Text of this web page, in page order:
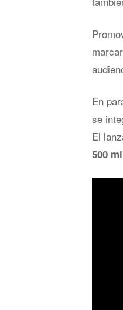
En
se
El
500